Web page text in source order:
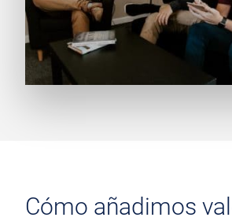
Cómo añadimos